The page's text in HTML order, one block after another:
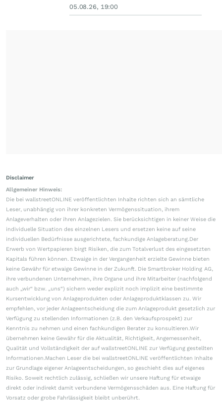
05.08.26, 19:00
Disclaimer
Allgemeiner Hinweis:
Die bei wallstreetONLINE veröffentlichten Inhalte richten sich an sämtliche
Leser, unabhängig von ihrer konkreten Vermögenssituation, ihrem
Anlageverhalten oder ihren Anlagezielen. Sie berücksichtigen in keiner Weise die
individuelle Situation des einzelnen Lesers und ersetzen keine auf seine
individuellen Bedürfnisse ausgerichtete, fachkundige Anlageberatung.Der
Erwerb von Wertpapieren birgt Risiken, die zum Totalverlust des eingesetzten
Kapitals führen können. Etwaige in der Vergangenheit erzielte Gewinne bieten
keine Gewähr für etwaige Gewinne in der Zukunft. Die Smartbroker Holding AG,
ihre verbundenen Unternehmen, ihre Organe und ihre Mitarbeiter (nachfolgend
auch „wir“ bzw. „uns“) sichern weder explizit noch implizit eine bestimmte
Kursentwicklung von Anlageprodukten oder Anlageproduktklassen zu. Wir
empfehlen, vor jeder Anlageentscheidung die zum Anlageprodukt gesetzlich zur
Verfügung zu stellenden Informationen (z.B. den Verkaufsprospekt) zur
Kenntnis zu nehmen und einen fachkundigen Berater zu konsultieren.Wir
übernehmen keine Gewähr für die Aktualität, Richtigkeit, Angemessenheit,
Qualität und Vollständigkeit der auf wallstreetONLINE zur Verfügung gestellten
Informationen.Machen Leser die bei wallstreetONLINE veröffentlichten Inhalte
zur Grundlage eigener Anlageentscheidungen, so geschieht dies auf eigenes
Risiko. Soweit rechtlich zulässig, schließen wir unsere Haftung für etwaige
direkt oder indirekt damit verbundene Vermögensschäden aus. Eine Haftung für
Vorsatz oder grobe Fahrlässigkeit bleibt unberührt.